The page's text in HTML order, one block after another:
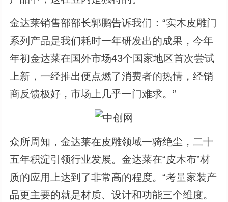
金达莱销售部部长郭鹏告诉我们：“实木皮雕门
系列产品是我们耗时一年研发出的成果，今年
年初金达莱在国外市场43个国家地区首次尝试
上新，一经推出便点燃了消费者的热情，经销
商反馈极好，市场上几乎一门难求。”
众所周知，金达莱在皮雕领域一骑绝尘，二十
五年积淀引领行业发展。金达莱在“皮木布”材
质的应用上达到了非常高的程度。“考量家装产
品更主要的就是材质、设计和功能三个维度。